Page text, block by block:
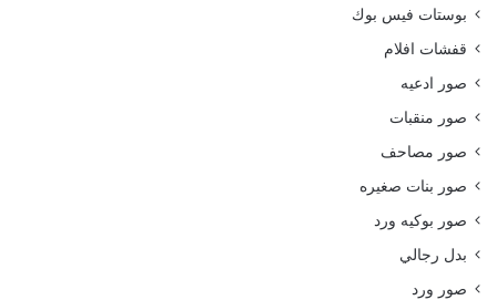
بوستات فيس بوك
قفشات افلام
صور ادعيه
صور منقبات
صور مصاحف
صور بنات صغيره
صور بوكيه ورد
بدل رجالي
صور ورد